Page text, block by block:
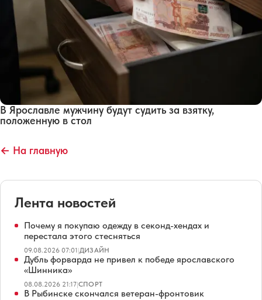
В Ярославле мужчину будут судить за взятку,
положенную в стол
← На главную
Лента новостей
Почему я покупаю одежду в секонд-хендах и
перестала этого стесняться
09.08.2026 07:01|ДИЗАЙН
Дубль форварда не привел к победе ярославского
«Шинника»
08.08.2026 21:17|СПОРТ
В Рыбинске скончался ветеран-фронтовик